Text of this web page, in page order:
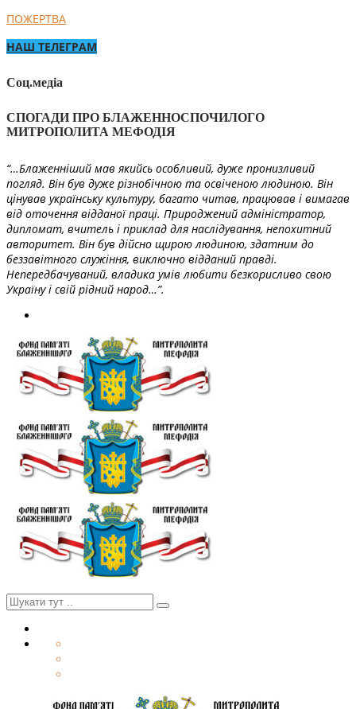
ПОЖЕРТВА
НАШ ТЕЛЕГРАМ
Соц.медіа
СПОГАДИ ПРО БЛАЖЕННОСПОЧИЛОГО
МИТРОПОЛИТА МЕФОДІЯ
“…Блаженніший мав якийсь особливий, дуже пронизливий
погляд. Він був дуже різнобічною та освіченою людиною. Він
цінував українську культуру, багато читав, працював і вимагав
від оточення відданої праці. Природжений адміністратор,
дипломат, вчитель і приклад для наслідування, непохитний
авторитет. Він був дійсно щирою людиною, здатним до
беззавітного служіння, виключно відданий правді.
Непередбачуваний, владика умів любити безкорисливо свою
Україну і свій рідний народ…”.